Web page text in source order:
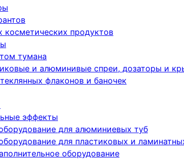
косметических продуктов
тумана
и алюминивые спреи, дозаторы и
флаконов и баночек
эффекты
для алюминиевых туб
для пластиковых и
оборудование